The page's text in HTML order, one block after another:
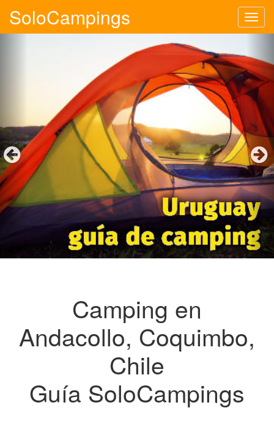
SoloCampings
Camping en
Andacollo, Coquimbo,
Chile
Guía SoloCampings